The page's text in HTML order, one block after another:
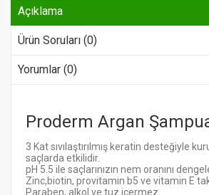
Açıklama
Ürün Soruları (0)
Yorumlar (0)
Proderm Argan
3 Kat sıvılaştırılmış keratin desteğiyle
saçlarda etkilidir.
pH 5.5 ile saçlarınızın nem oranını
Zinc,biotin, provitamin b5 ve vitamin E
Paraben, alkol ve tuz içermez.